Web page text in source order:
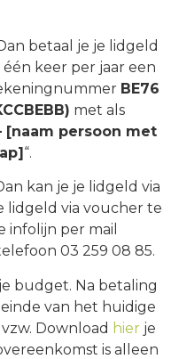
betaal je je lidgeld
keer per jaar een
BE76
met als
persoon met
“.
kan je je lidgeld via
lidgeld via voucher te
infolijn per mail
03 259 08 85.
budget. Na betaling
van het huidige
Download hier je
is alleen